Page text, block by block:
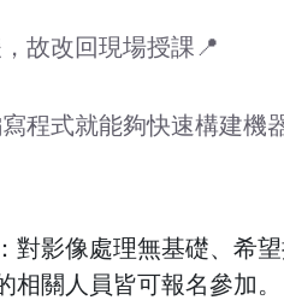
故改回現場授課📍
程式就能夠快速構建機
對影像處理無基礎、希
相關人員皆可報名參加。